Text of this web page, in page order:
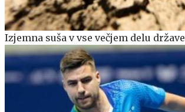
Izjemna suša v vse večjem delu države